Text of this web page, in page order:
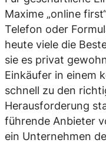
Maxime „online
Telefon oder
heute viele die
sie es privat
Einkäufer in einem
schnell zu den
Herausforderung
führende Anbieter
ein Unternehmen